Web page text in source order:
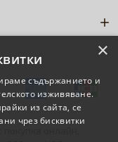
онлайн,
×
съдържанието и
изживяване.
из сайта, се
чрез бисквитки